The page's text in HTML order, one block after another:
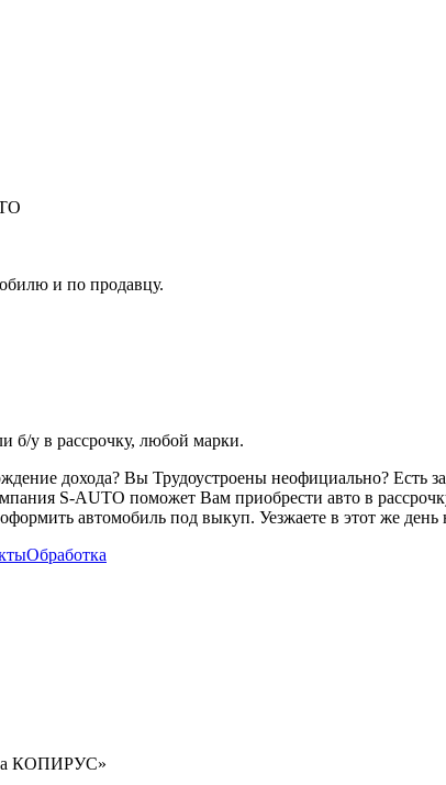
и по продавцу.
б/у в рассрочку, любой марки.
дохода? Вы Трудоустроены неофициально?
S-AUTO поможет Вам приобрести авто в
автомобиль под выкуп. Уезжаете в этот же день
Обработка
КОПИРУС»